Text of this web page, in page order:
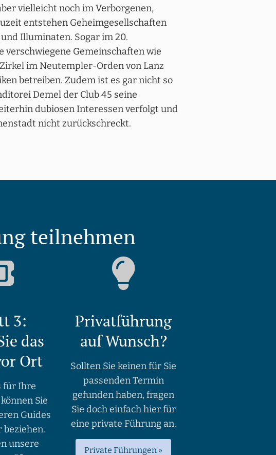
vielleicht noch im Verborgenen,
entstehen Geheimgesellschaften
Illuminaten. Sogar im 20.
Gemeinschaften wie
im Neutempler-Orden von Lanz
betreiben. Zudem ist es gar nicht so
Demel der Club 45 seine
dubiosen Interessen verfolgt und
nicht zurückschreckt.
teilnehmen
3:
das
Ort
für Ihre
Sie
Guides
beziehen.
unsere
Privatführung
auf Wunsch?
Sollten Sie keinen für Sie
passenden Termin
gefunden haben, fragen
Sie doch einfach hier für
eine private Führung an.
Private Führungen »